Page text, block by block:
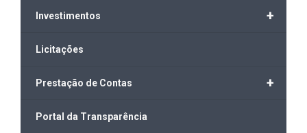
+
Investimentos
Licitações
+
Prestação de Contas
Portal da Transparência